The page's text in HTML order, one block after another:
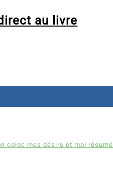
au livre
coloc mes désirs et moi résumé